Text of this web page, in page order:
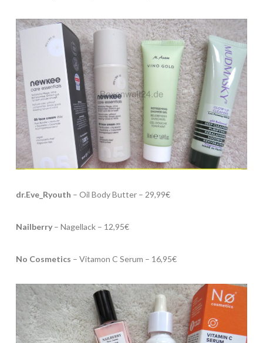
dr.Eve_Ryouth – Oil Body Butter – 29,99€
Nailberry– Nagellack – 12,95€
No Cosmetics – Vitamon C Serum – 16,95€